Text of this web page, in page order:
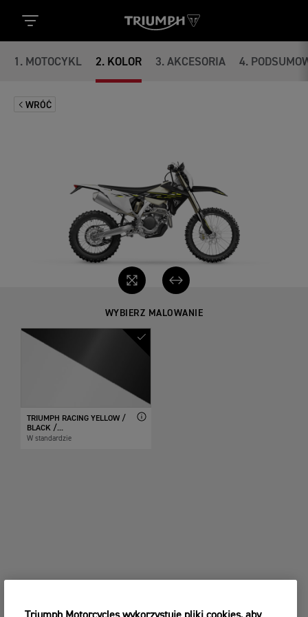
1 . MOTOCYKL 2. KOLOR 3. AKCESORIA 4.
WRÓĆ
WYBIERZ MALOWANIE
TRIUMPH RACING YELLOW /
BLACK /...
W standardzie